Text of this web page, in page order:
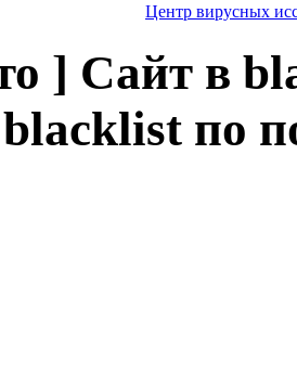
Центр вирусных
] Сайт в
по